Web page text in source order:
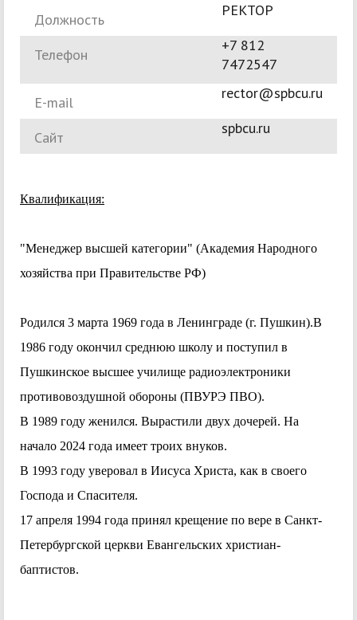
Должность
РЕКТОР
Телефон
+7 812
7472547
E-mail
rector@spbcu.ru
Сайт
spbcu.ru
Квалификация:
"Менеджер высшей категории" (Академия Народного
хозяйства при Правительстве РФ)
Родился 3 марта 1969 года в Ленинграде (г. Пушкин).В
1986 году окончил среднюю школу и поступил в
Пушкинское высшее училище радиоэлектроники
противовоздушной обороны (ПВУРЭ ПВО).
В 1989 году женился. Вырастили двух дочерей. На
начало 2024 года имеет троих внуков.
В 1993 году уверовал в Иисуса Христа, как в своего
Господа и Спасителя.
17 апреля 1994 года принял крещение по вере в Санкт-
Петербургской церкви Евангельских христиан-
баптистов.